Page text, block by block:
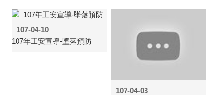
107-04-10
107年工安宣導-墜落預防
107-04-03